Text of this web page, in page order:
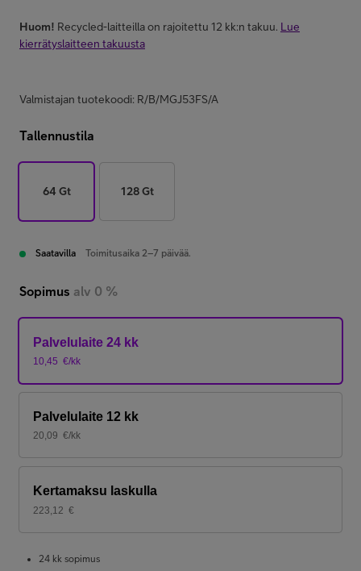
Huom! Recycled-laitteilla on rajoitettu 12 kk:n takuu. Lue
kierrätyslaitteen takuusta
Valmistajan tuotekoodi: R/B/MGJ53FS/A
Tallennustila
64 Gt 128 Gt
Saatavilla Toimitusaika 2–7 päivää.
Sopimus alv 0 %
Palvelulaite 24 kk
10,45 €/kk
Palvelulaite 12 kk
20,09 €/kk
Kertamaksu laskulla
223,12 €
24 kk sopimus